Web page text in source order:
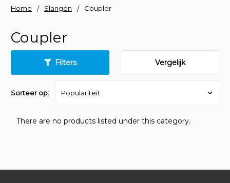
Home Slangen Coupler
Coupler
Filters Vergelijk
Sorteer op:
There are no products listed under this category.